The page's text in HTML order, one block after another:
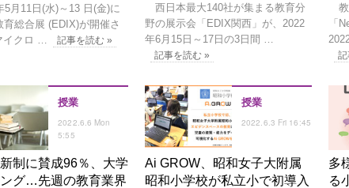
月11日(水)～13 日(金)に
育総合展 (EDIX)が開催さ
イクロ …
記事を読む »
西日本最大140社が集まる教育分
野の展示会「EDIX関西」が、2022
年6月15日～17日の3日間 …
記事を読む »
教
「
授業
2022.6.6 Mon
5:55
制に賛成96％、大学
グ…先週の教育業界
授業
2022.6.3 Fri 16:45
Ai GROW、昭和女子大附属
昭和小学校が私立小で初導入
多
る